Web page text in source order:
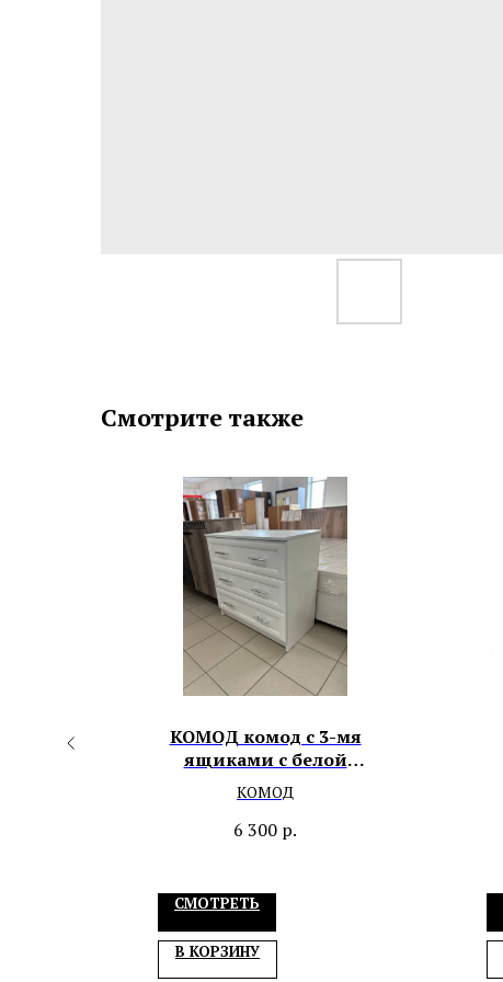
Смотрите также
КОМОД комод с 3-мя
ящиками с белой
рамкой
КОМОД
6 300 р.
СМОТРЕТЬ
В КОРЗИНУ